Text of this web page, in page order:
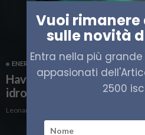
ENERGIA TRASPORTO
Havila vieta le navi alle
idrogeno
Leonardo Parigi
Vuoi
sulle novità
Entra nella più
appasionati
2500